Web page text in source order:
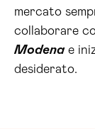
mercato
collaborare
Modenae
desiderato.